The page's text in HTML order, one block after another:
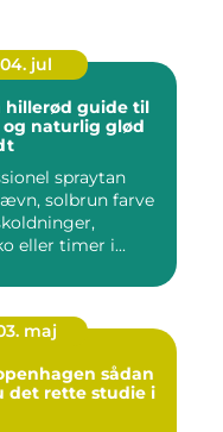
04. jul
guide til
naturlig glød
spraytan
solbrun farve
eller timer i...
maj
sådan
det rette studie i